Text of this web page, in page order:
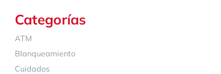
Categorías
ATM
Blanqueamiento
Cuidados